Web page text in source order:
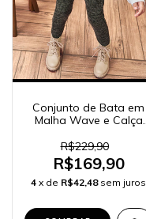
Conjunto de Bata em
Malha Wave e Calça
Mesclado 80855 Kukiê
Infantil Menina
R$229,90
R$169,90
4 x de R$42,48 sem juros